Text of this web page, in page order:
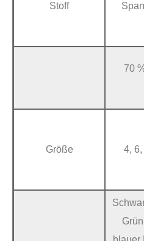
Stoff
70
Größe 4,